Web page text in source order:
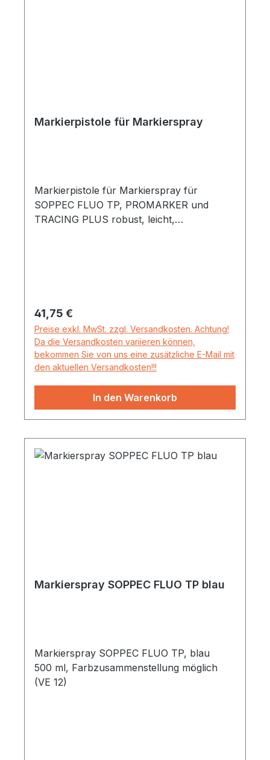
Markierpistole für Markierspray
Markierpistole für Markierspray für
SOPPEC FLUO TP, PROMARKER und
TRACING PLUS robust, leicht,
Regulärer Preis:
41,75 €
Preise exkl. MwSt. zzgl. Versandkosten. Achtung!
Da die Versandkosten variieren können,
bekommen Sie von uns eine zusätzliche E-Mail mit
den aktuellen Versandkosten!!!
In den Warenkorb
Markierspray SOPPEC FLUO TP blau
Markierspray SOPPEC FLUO TP, blau
500 ml, Farbzusammenstellung möglich
(VE 12)